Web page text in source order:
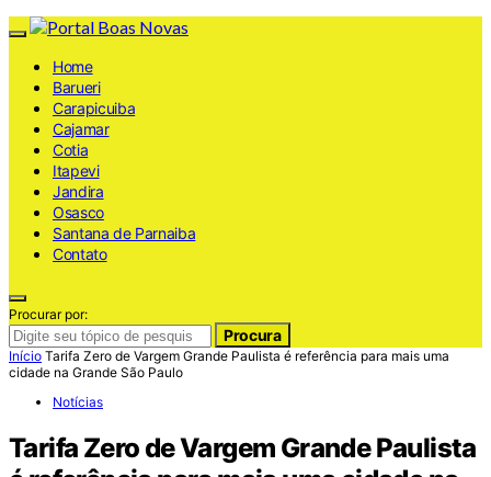
Home
Barueri
Carapicuiba
Cajamar
Cotia
Itapevi
Jandira
Osasco
Santana de Parnaiba
Contato
Procurar por:
Procura
Início Tarifa Zero de Vargem Grande Paulista é referência para mais uma
cidade na Grande São Paulo
Notícias
Tarifa Zero de Vargem Grande Paulista